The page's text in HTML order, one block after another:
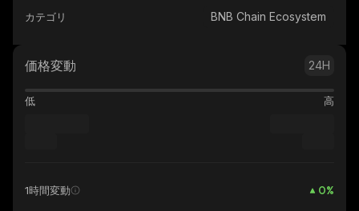
カテゴリ BNB Chain Ecosystem
価格変動 24H
低 高
1時間変動 0%